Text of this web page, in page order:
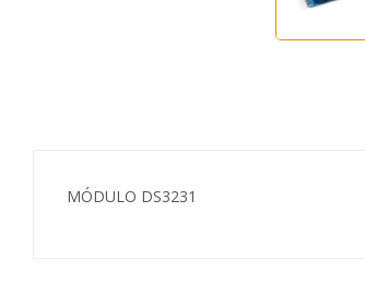
MÓDULO DS3231